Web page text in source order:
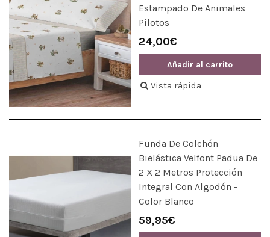
Estampado De Animales
Pilotos
24,00€
Añadir al carrito
Vista rápida
Funda De Colchón
Bielástica Velfont Padua De
2 X 2 Metros Protección
Integral Con Algodón -
Color Blanco
59,95€